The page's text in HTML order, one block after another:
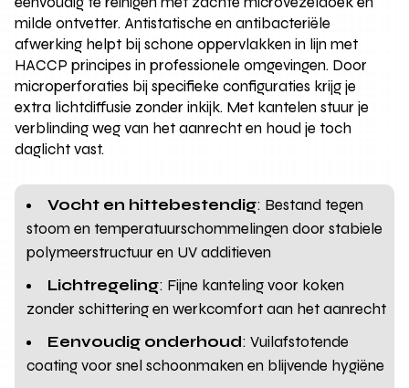
milde ontvetter. Antistatische en antibacteriële
afwerking helpt bij schone oppervlakken in lijn met
HACCP principes in professionele omgevingen. Door
microperforaties bij specifieke configuraties krijg je
extra lichtdiffusie zonder inkijk. Met kantelen stuur je
verblinding weg van het aanrecht en houd je toch
daglicht vast.
Vocht en hittebestendig: Bestand tegen
stoom en temperatuurschommelingen door stabiele
polymeerstructuur en UV additieven
Lichtregeling: Fijne kanteling voor koken
zonder schittering en werkcomfort aan het aanrecht
Eenvoudig onderhoud: Vuilafstotende
coating voor snel schoonmaken en blijvende hygiëne